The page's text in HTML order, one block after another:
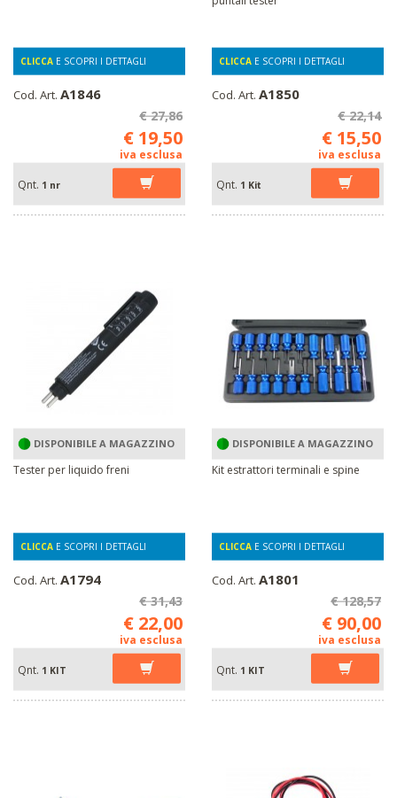
CLICCA E SCOPRI I DETTAGLI
Cod. Art. A1846
€ 27,86
€ 19,50
iva esclusa
Qnt. 1 nr
CLICCA E SCOPRI I DETTAGLI
Cod. Art. A1850
€ 22,14
€ 15,50
iva esclusa
Qnt. 1 Kit
DISPONIBILE A MAGAZZINO
Tester per liquido freni
CLICCA E SCOPRI I DETTAGLI
Cod. Art. A1794
€ 31,43
€ 22,00
iva esclusa
Qnt. 1 KIT
DISPONIBILE A MAGAZZINO
Kit estrattori terminali e spine
CLICCA E SCOPRI I DETTAGLI
Cod. Art. A1801
€ 128,57
€ 90,00
iva esclusa
Qnt. 1 KIT